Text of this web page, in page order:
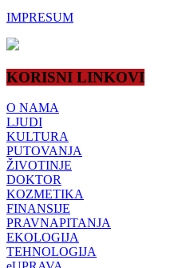
IMPRESUM
KORISNI LINKOVI
O NAMA
LJUDI
KULTURA
PUTOVANJA
ŽIVOTINJE
DOKTOR
KOZMETIKA
FINANSIJE
PRAVNAPITANJA
EKOLOGIJA
TEHNOLOGIJA